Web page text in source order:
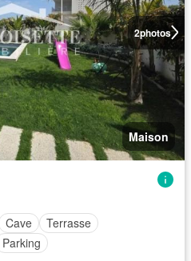
2photos
Maison
Cave
Terrasse
Parking